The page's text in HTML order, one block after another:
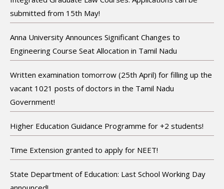
submitted from 15th May!
Anna University Announces Significant Changes to
Engineering Course Seat Allocation in Tamil Nadu
Written examination tomorrow (25th April) for filling up the
vacant 1021 posts of doctors in the Tamil Nadu
Government!
Higher Education Guidance Programme for +2 students!
Time Extension granted to apply for NEET!
State Department of Education: Last School Working Day